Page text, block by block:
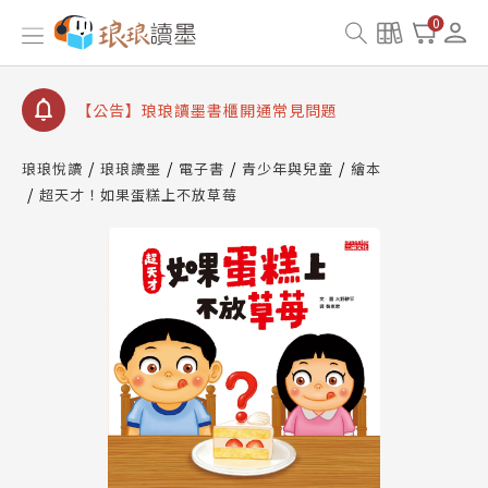
0
【公告】因 Readmoo 讀墨系統維護中，本站同步暫
停部分閱讀服務
【公告】琅琅讀墨數位閱讀資產合併與書櫃開通申請
【公告】琅琅讀墨書櫃開通常見問題
請圖文教學
【公告】琅琅書店服務升級重要說明及資產合併結果
查詢
停部分閱讀服務
琅琅悅讀 琅琅讀墨 電子書 青少年與兒童
繪本
超天才！如果蛋糕上不放草莓